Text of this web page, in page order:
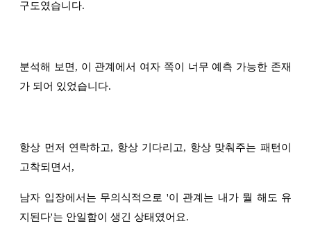
구도였습니다.
분석해 보면, 이 관계에서 여자 쪽이 너무 예측 가능한 존재
가 되어 있었습니다.
항상 먼저 연락하고, 항상 기다리고, 항상 맞춰주는 패턴이
고착되면서,
남자 입장에서는 무의식적으로 '이 관계는 내가 뭘 해도 유
지된다'는 안일함이 생긴 상태였어요.